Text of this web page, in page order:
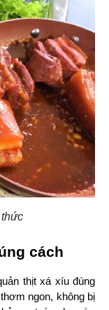
cách
thịt xá xíu đúng
ngon, không bị